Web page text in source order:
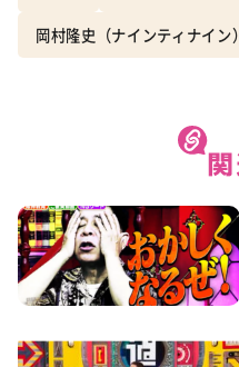
岡村隆史（ナインティナイン）